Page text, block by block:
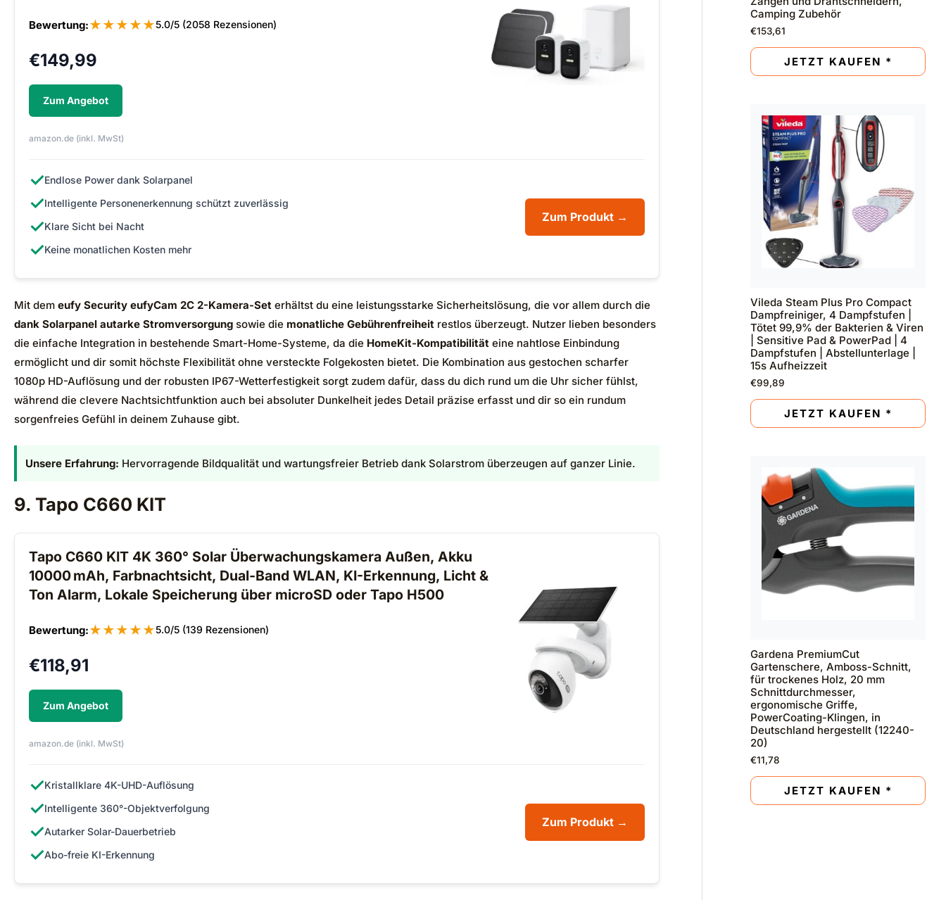
Bewertung:★★★★★5.0/5 (2058 Rezensionen)
€149,99
Zum Angebot
amazon.de (inkl. MwSt)
✓Endlose Power dank Solarpanel
✓Intelligente Personenerkennung schützt zuverlässig
✓Klare Sicht bei Nacht
✓Keine monatlichen Kosten mehr
Zum Produkt →
Mit dem eufy Security eufyCam 2C 2-Kamera-Set erhältst du eine leistungsstarke Sicherheitslösung, die vor allem durch die
dank Solarpanel autarke Stromversorgung sowie die monatliche Gebührenfreiheit restlos überzeugt. Nutzer lieben besonders
die einfache Integration in bestehende Smart-Home-Systeme, da die HomeKit-Kompatibilität eine nahtlose Einbindung
ermöglicht und dir somit höchste Flexibilität ohne versteckte Folgekosten bietet. Die Kombination aus gestochen scharfer
1080p HD-Auflösung und der robusten IP67-Wetterfestigkeit sorgt zudem dafür, dass du dich rund um die Uhr sicher fühlst,
während die clevere Nachtsichtfunktion auch bei absoluter Dunkelheit jedes Detail präzise erfasst und dir so ein rundum
sorgenfreies Gefühl in deinem Zuhause gibt.
Unsere Erfahrung: Hervorragende Bildqualität und wartungsfreier Betrieb dank Solarstrom überzeugen auf ganzer Linie.
9. Tapo C660 KIT
Tapo C660 KIT 4K 360° Solar Überwachungskamera Außen, Akku
10000 mAh, Farbnachtsicht, Dual-Band WLAN, KI-Erkennung, Licht &
Ton Alarm, Lokale Speicherung über microSD oder Tapo H500
Bewertung:★★★★★5.0/5 (139 Rezensionen)
€118,91
Zum Angebot
amazon.de (inkl. MwSt)
✓Kristallklare 4K-UHD-Auflösung
✓Intelligente 360°-Objektverfolgung
✓Autarker Solar-Dauerbetrieb
✓Abo-freie KI-Erkennung
Zum Produkt →
Camping Zubehör
€153,61
JETZT KAUFEN *
Vileda Steam Plus Pro Compact
Dampfreiniger, 4 Dampfstufen |
Tötet 99,9% der Bakterien & Viren
| Sensitive Pad & PowerPad | 4
Dampfstufen | Abstellunterlage |
15s Aufheizzeit
€99,89
JETZT KAUFEN *
Gardena PremiumCut
Gartenschere, Amboss-Schnitt,
für trockenes Holz, 20 mm
Schnittdurchmesser,
ergonomische Griffe,
PowerCoating-Klingen, in
Deutschland hergestellt (12240-
20)
€11,78
JETZT KAUFEN *